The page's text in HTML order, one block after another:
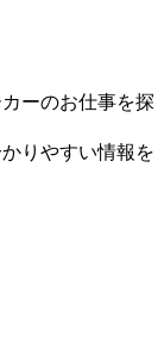
ーのお仕事を探
りやすい情報を